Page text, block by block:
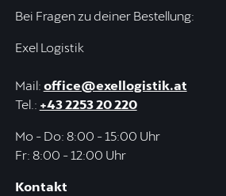
Bei Fragen zu deiner Bestellung:
Exel Logistik
Mail: office@exellogistik.at
Tel.: +43 2253 20 220
Mo - Do: 8:00 - 15:00 Uhr
Fr: 8:00 - 12:00 Uhr
Kontakt